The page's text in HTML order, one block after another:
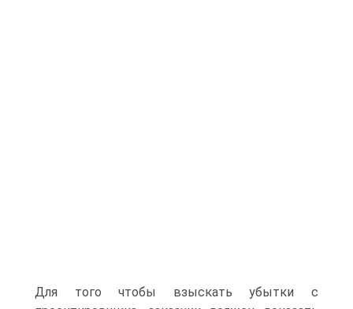
Для того чтобы взыскать убытки с